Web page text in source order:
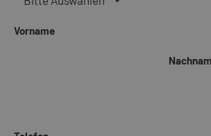
Vorname